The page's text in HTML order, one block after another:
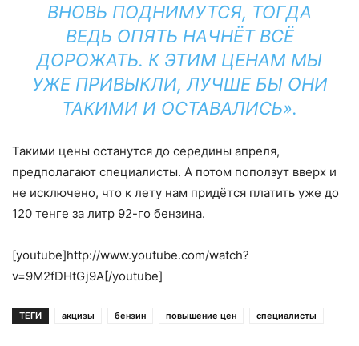
ВНОВЬ ПОДНИМУТСЯ, ТОГДА
ВЕДЬ ОПЯТЬ НАЧНЁТ ВСЁ
ДОРОЖАТЬ. К ЭТИМ ЦЕНАМ МЫ
УЖЕ ПРИВЫКЛИ, ЛУЧШЕ БЫ ОНИ
ТАКИМИ И ОСТАВАЛИСЬ».
Такими цены останутся до середины апреля,
предполагают специалисты. А потом поползут вверх и
не исключено, что к лету нам придётся платить уже до
120 тенге за литр 92-го бензина.
[youtube]http://www.youtube.com/watch?
v=9M2fDHtGj9A[/youtube]
ТЕГИ акцизы бензин повышение цен специалисты